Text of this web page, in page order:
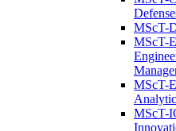
MScT-
MScT-
MScT-
MScT-